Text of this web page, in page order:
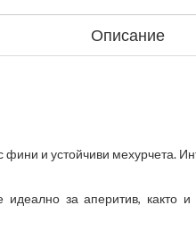
Описание
и устойчиви мехурчета.
идеално за аперитив, както